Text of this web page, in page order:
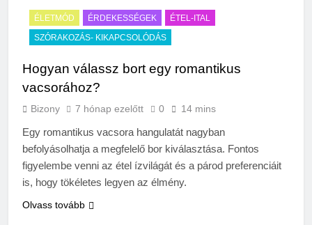
ÉLETMÓD ÉRDEKESSÉGEK
ÉTEL-ITAL
SZÓRAKOZÁS- KIKAPCSOLÓDÁS
Hogyan válassz bort egy romantikus
vacsorához?
Bizony 7 hónap ezelőtt 0 14 mins
Egy romantikus vacsora hangulatát nagyban
befolyásolhatja a megfelelő bor kiválasztása. Fontos
figyelembe venni az étel ízvilágát és a párod preferenciáit
is, hogy tökéletes legyen az élmény.
Olvass tovább